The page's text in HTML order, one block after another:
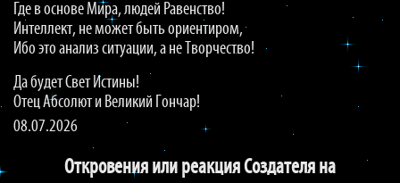
Где в основе Мира, людей Равенство!
Интеллект, не может быть ориентиром,
Ибо это анализ ситуации, а не Творчество!
Да будет Свет Истины!
Отец Абсолют и Великий Гончар!
08.07.2026
Откровения или реакция Создателя на